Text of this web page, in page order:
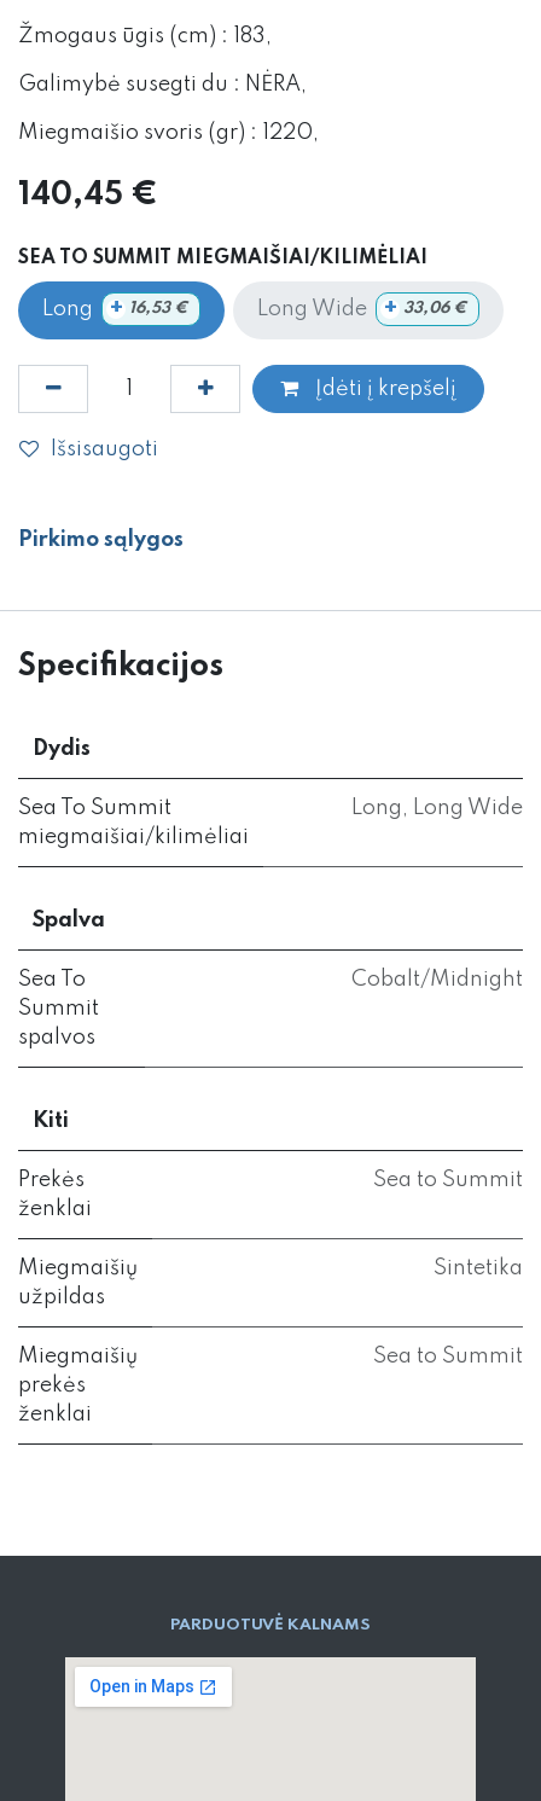
Žmogaus ūgis (cm) : 183,
Galimybė susegti du : NĖRA,
Miegmaišio svoris (gr) : 1220,
140,45 €
SEA TO SUMMIT MIEGMAIŠIAI/KILIMĖLIAI
Long + 16,53€ Long Wide + 33,06€
Įdėti į krepšelį
Išsisaugoti
Pirkimo sąlygos
Specifikacijos
Dydis
Sea To Summit
miegmaišiai/kilimėliai
Long , Long Wide
Spalva
Sea To
Summit
spalvos
Cobalt/Midnight
Kiti
Prekės
ženklai
Sea to Summit
Miegmaišių
užpildas
Sintetika
Miegmaišių
prekės
ženklai
Sea to Summit
PARD​UOTUVĖ​ KALNAMS